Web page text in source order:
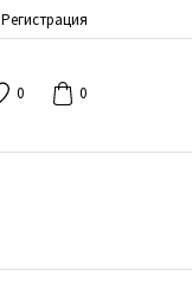
Регистрация
0 0